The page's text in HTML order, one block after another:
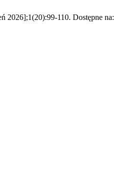
2026];1(20):99-110. Dostępne na: